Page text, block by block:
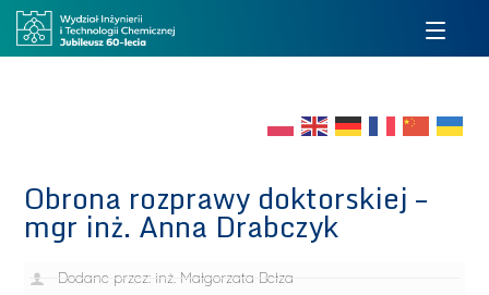
Obrona rozprawy doktorskiej –
mgr inż. Anna Drabczyk
Dodane przez: inż. Małgorzata Bełza